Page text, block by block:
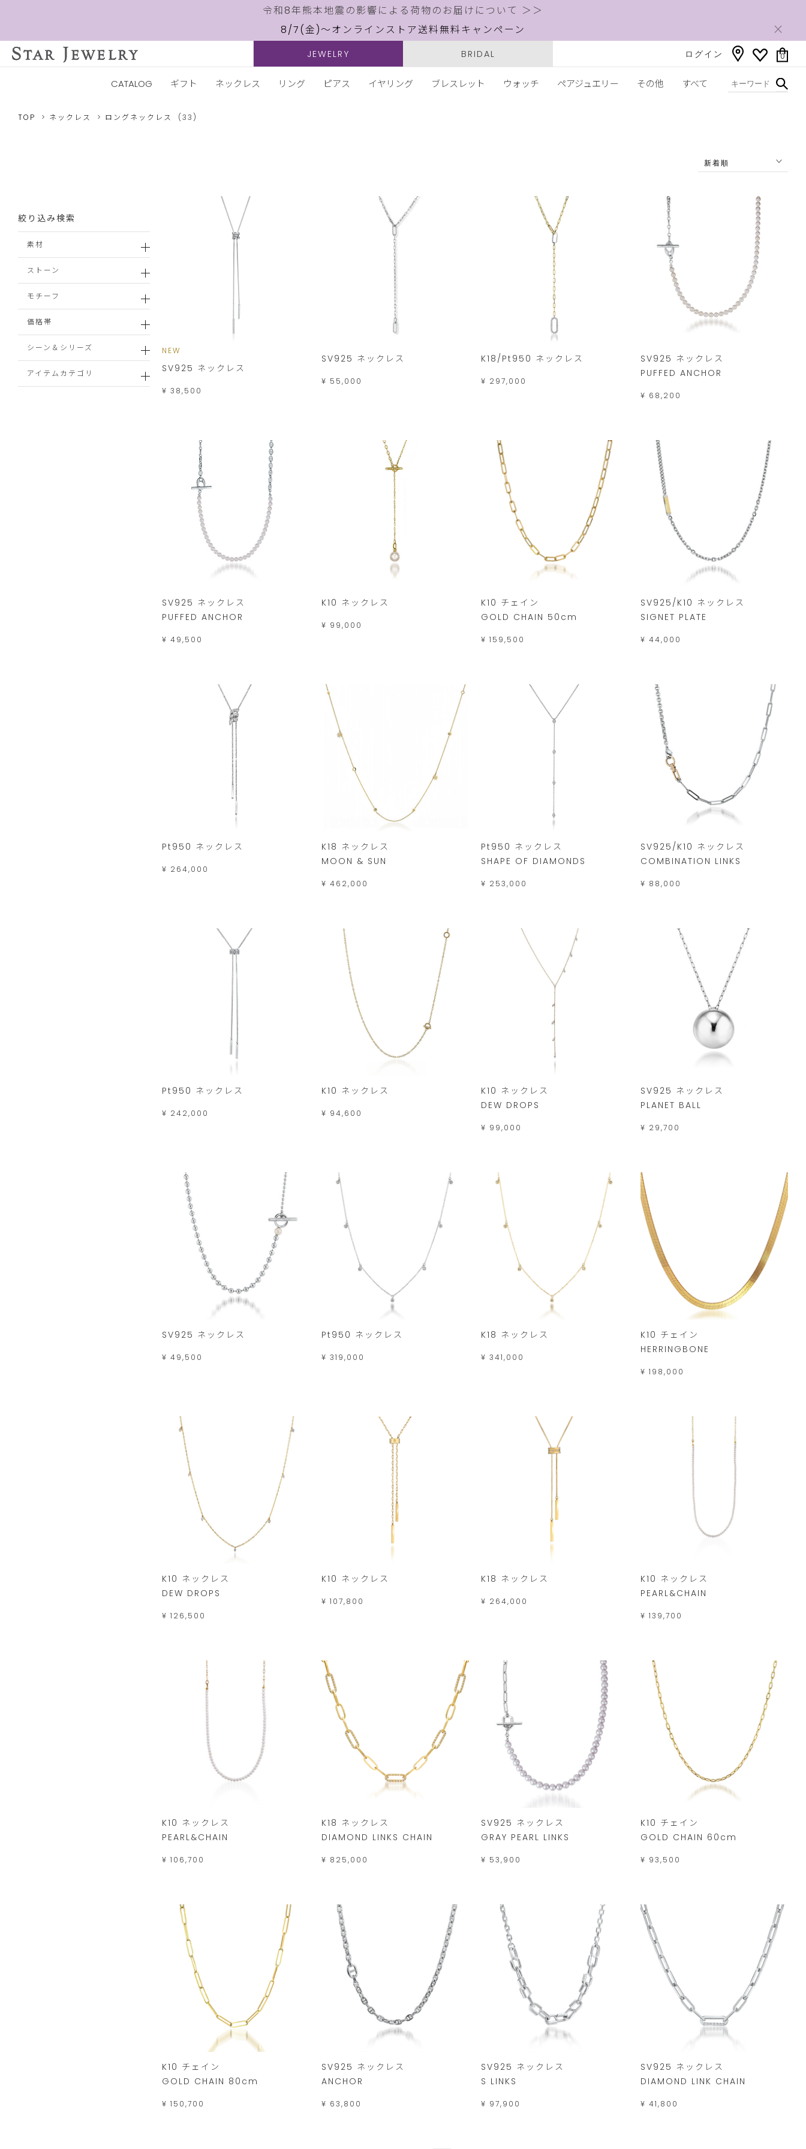
令和8年熊本地震の影響による荷物のお届けについて ＞＞
8/7(金)～オンラインストア送料無料キャンペーン
JEWELRY BRIDAL ログイン 0
CATALOG ギフト ネックレス リング ピアス イヤリング ブレスレット ウォッチ ペアジュエリー その他 すべて
TOP ネックレス ロングネックレス (33)
絞り込み検索
素材
ストーン
モチーフ
価格帯
シーン＆シリーズ
アイテムカテゴリ
NEW
SV925 ネックレス
¥ 38,500
SV925 ネックレス
¥ 55,000
K18/Pt950 ネックレス
¥ 297,000
SV925 ネックレス
PUFFED ANCHOR
¥ 68,200
SV925 ネックレス
PUFFED ANCHOR
¥ 49,500
K10 ネックレス
¥ 99,000
K10 チェイン
GOLD CHAIN 50cm
¥ 159,500
SV925/K10 ネックレス
SIGNET PLATE
¥ 44,000
Pt950 ネックレス
¥ 264,000
K18 ネックレス
MOON & SUN
¥ 462,000
Pt950 ネックレス
SHAPE OF DIAMONDS
¥ 253,000
SV925/K10 ネックレス
COMBINATION LINKS
¥ 88,000
Pt950 ネックレス
¥ 242,000
K10 ネックレス
¥ 94,600
K10 ネックレス
DEW DROPS
¥ 99,000
SV925 ネックレス
PLANET BALL
¥ 29,700
SV925 ネックレス
¥ 49,500
Pt950 ネックレス
¥ 319,000
K18 ネックレス
¥ 341,000
K10 チェイン
HERRINGBONE
¥ 198,000
K10 ネックレス
DEW DROPS
¥ 126,500
K10 ネックレス
¥ 107,800
K18 ネックレス
¥ 264,000
K10 ネックレス
PEARL&CHAIN
¥ 139,700
K10 ネックレス
PEARL&CHAIN
¥ 106,700
K18 ネックレス
DIAMOND LINKS CHAIN
¥ 825,000
SV925 ネックレス
GRAY PEARL LINKS
¥ 53,900
K10 チェイン
GOLD CHAIN 60cm
¥ 93,500
K10 チェイン
GOLD CHAIN 80cm
¥ 150,700
SV925 ネックレス
ANCHOR
¥ 63,800
SV925 ネックレス
S LINKS
¥ 97,900
SV925 ネックレス
DIAMOND LINK CHAIN
¥ 41,800